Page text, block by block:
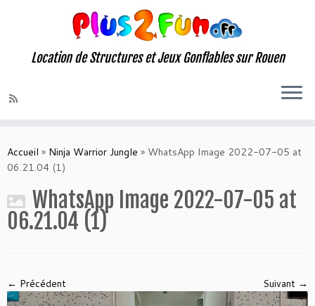
to
content
Location de Structures et Jeux Gonflables sur Rouen
Accueil » Ninja Warrior Jungle » WhatsApp Image 2022-07-05 at
06.21.04 (1)
WhatsApp Image 2022-07-05 at
06.21.04 (1)
← Précédent Suivant →